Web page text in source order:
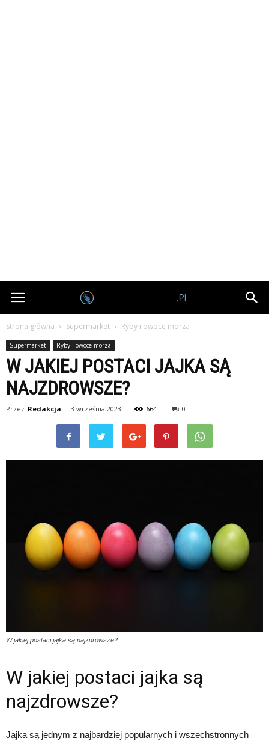
Nagrodobiorcy.pl
Strona główna Supermarket Ryby i owoce morza
Supermarket Ryby i owoce morza
W JAKIEJ POSTACI JAJKA SĄ
NAJZDROWSZE?
Przez Redakcja - 3 września 2023 664 0
W jakiej postaci jajka są najzdrowsze?
W jakiej postaci jajka są
najzdrowsze?
Jajka są jednym z najbardziej popularnych i wszechstronnych